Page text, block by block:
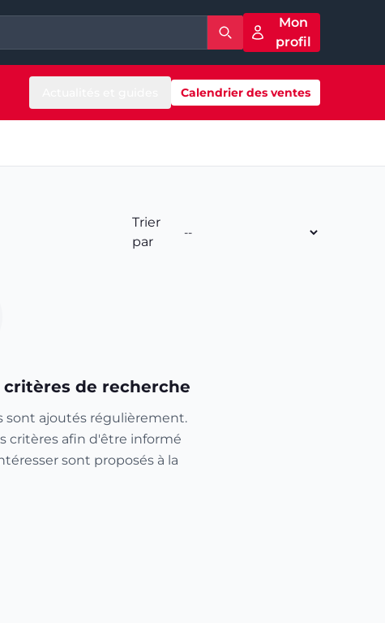
Mon
profil
Calendrier des ventes
Trier
par
de recherche
sont ajoutés régulièrement.
critères afin d'être informé
sont proposés à la